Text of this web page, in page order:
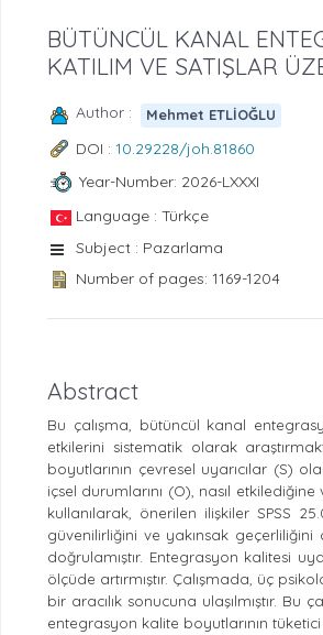
BÜTÜNCÜL KANAL
KATILIM VE SATIŞLAR
Author : Mehmet ETLİOĞLU
DOI : 10.29228/joh.81860
Year-Number: 2026-LXXXI
Language : Türkçe
Subject : Pazarlama
Number of pages: 1169-1204
Abstract
Bu çalışma, bütüncül kanal
etkilerini sistematik olarak
boyutlarının çevresel uyarıcılar (S)
içsel durumlarını (O), nasıl
kullanılarak, önerilen ilişkilerSPSS
güvenilirliğini ve yakınsak
doğrulamıştır. Entegrasyon kalitesi
ölçüde artırmıştır. Çalışmada, üç
bir aracılık sonucuna ulaşılmıştır.
entegrasyon kalite boyutlarının